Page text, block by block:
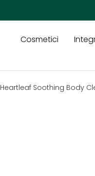
Cosmetici
Heartleaf Soothing Body